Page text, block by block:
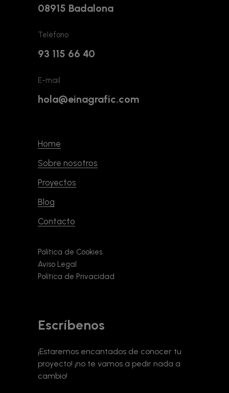
08915 Badalona
Teléfono
93 115 66 40
E-mail
hola@einagrafic.com
Home
Sobre nosotros
Proyectos
Blog
Contacto
Política de Cookies
Aviso Legal
Política de Privacidad
Escríbenos
¡Estaremos encantados de conocer tu
proyecto! ¡no te vamos a pedir nada a
cambio!